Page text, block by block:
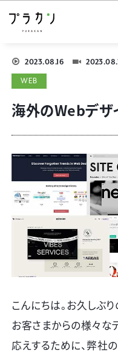
2023.08.16
WEB
海外のWebデザ
こんにちは。お久しぶり
お客さまからの様々な
応えするために、弊社